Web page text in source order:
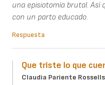
una episiotomía brutal. Así
con un parto educado.
Respuesta
Que triste lo que
Claudia Pariente Rossells